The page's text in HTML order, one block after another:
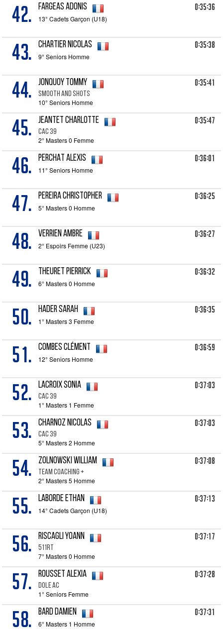
42. FARGEAS Adonis
13° Cadets Garçon (U18)
0:35:36
43. CHARTIER Nicolas
9° Seniors Homme
0:35:38
44. JONQUOY Tommy
Smooth and shots
10° Seniors Homme
0:35:41
45. JEANTET Charlotte
CAC 39
2° Masters 0 Femme
0:35:47
46. PERCHAT Alexis
11° Seniors Homme
0:36:01
47. PEREIRA Christopher
5° Masters 0 Homme
0:36:25
48. VERRIEN Ambre
2° Espoirs Femme (U23)
0:36:27
49. THEURET Pierrick
6° Masters 0 Homme
0:36:32
50. HADER Sarah
1° Masters 3 Femme
0:36:35
51. COMBES Clément
12° Seniors Homme
0:36:59
52. LACROIX Sonia
CAC 39
1° Masters 1 Femme
0:37:03
53. CHARNOZ Nicolas
CAC 39
5° Masters 2 Homme
0:37:03
54. ZOLNOWSKI William
TEAM COACHING +
2° Masters 5 Homme
0:37:08
55. LABORDE Ethan
14° Cadets Garçon (U18)
0:37:13
56. RISCAGLI Yoann
511RT
7° Masters 0 Homme
0:37:17
57. ROUSSET Alexia
DOLE AC
1° Seniors Femme
0:37:28
58. BARD Damien
6° Masters 1 Homme
0:37:31